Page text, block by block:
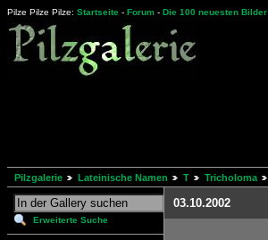
Pilze Pilze Pilze: Startseite - Forum - Die 100 neuesten Bilder
Pilzgalerie Lateinische Namen T Tricholoma
Erweiterte Suche
03.10.2002